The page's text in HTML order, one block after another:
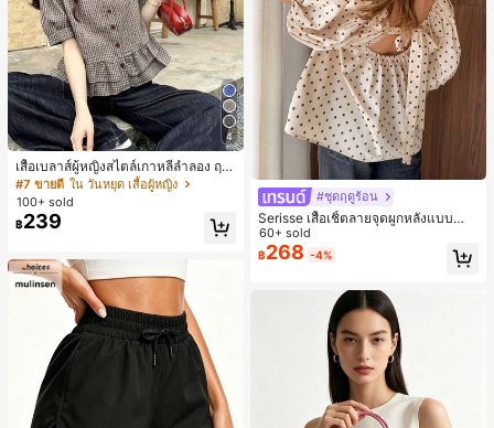
4
เสื้อเบลาส์ผู้หญิงสไตล์เกาหลีลำลอง ฤดู
ใบไม้ผลิ/ฤดูร้อนใหม่ ชายระบาย ชิคแล
ะหรูหรา
#7 ขายดี ใน วันหยุด เสื้อผู้หญิง
100+ sold
฿239
#ชุดฤดูร้อน
Serisse เสื้อเชิ้ตลายจุดผูกหลังแบบลำล
องสำหรับฤดูร้อน
60+ sold
฿268 -4%